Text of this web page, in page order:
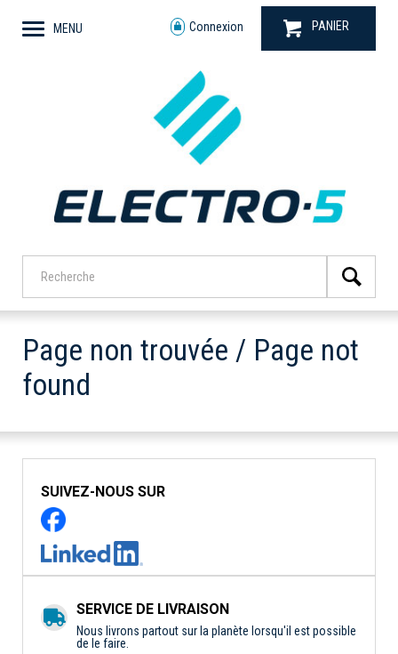
MENU Connexion PANIER
Page non trouvée / Page not
found
SUIVEZ-NOUS SUR
SERVICE DE LIVRAISON
Nous livrons partout sur la planète lorsqu'il est possible
de le faire.